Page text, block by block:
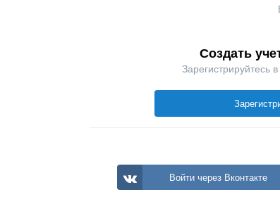
Создать
Зарегистрируйтесь
Войти через Вконтакте